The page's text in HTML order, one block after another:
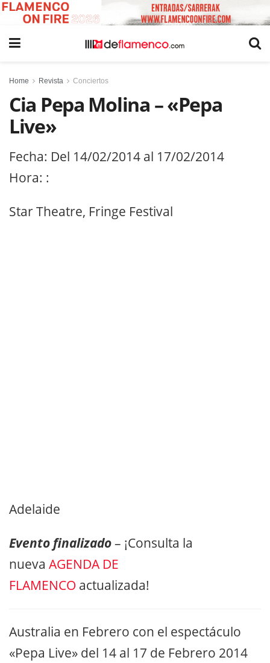
Home Revista Conciertos
Cia Pepa Molina – «Pepa
Live»
Fecha: Del 14/02/2014 al 17/02/2014
Hora: :
Star Theatre, Fringe Festival
Adelaide
Evento finalizado– ¡Consulta la
nueva AGENDA DE
FLAMENCO actualizada!
Australia en Febrero con el espectáculo
«Pepa Live» del 14 al 17 de Febrero 2014